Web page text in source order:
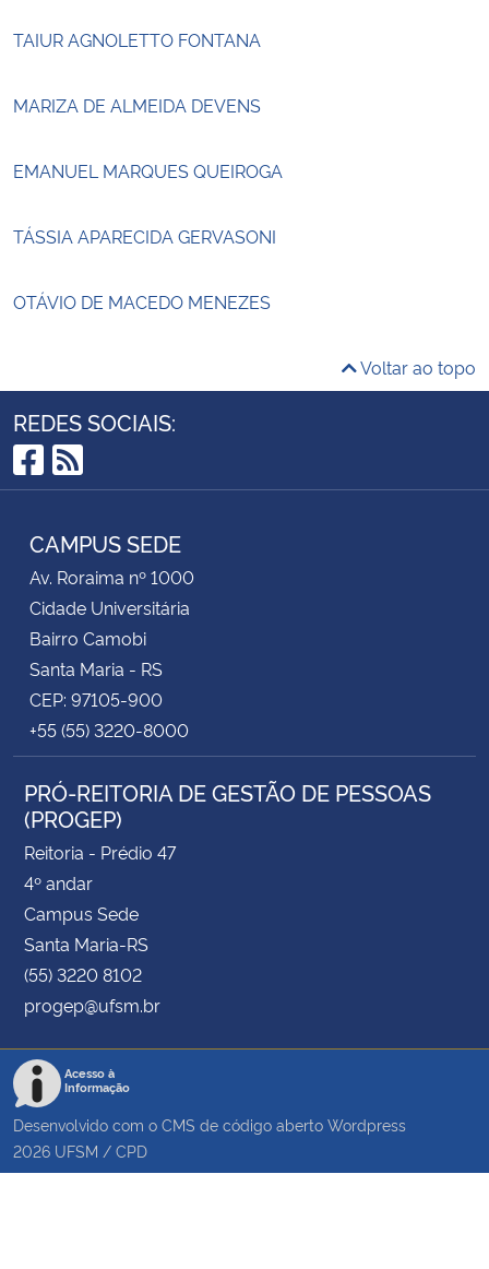
TAIUR AGNOLETTO FONTANA
MARIZA DE ALMEIDA DEVENS
EMANUEL MARQUES QUEIROGA
TÁSSIA APARECIDA GERVASONI
OTÁVIO DE MACEDO MENEZES
Voltar ao topo
REDES SOCIAIS:
Facebook
RSS
CAMPUS SEDE
Av. Roraima nº 1000
Cidade Universitária
Bairro Camobi
Santa Maria - RS
CEP: 97105-900
+55 (55) 3220-8000
PRÓ-REITORIA DE GESTÃO DE PESSOAS
(PROGEP)
Reitoria - Prédio 47
4º andar
Campus Sede
Santa Maria-RS
(55) 3220 8102
progep@ufsm.br
Acesso à
Informação
Desenvolvido com o CMS de código aberto Wordpress
2026 UFSM / CPD